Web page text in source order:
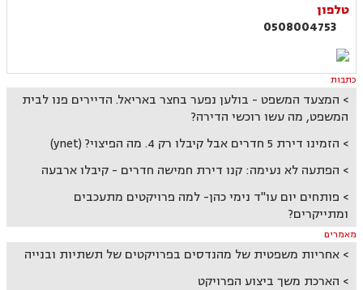
טלפון
0508004753
כתבות
המצעד המשפט - בולען נפער בחצר באריאל. הדיירים פנו לבית
המשפט, מה עשו רוכשי הדירה?
הזמינו דירת 5 חדרים אבל קיבלו רק 4. מה הפיצוי? (ynet)
הפתעה לא נעימה: קנו דירת חמישה חדרים - קיבלו ארבעה
פותחים יום עו"ד נימי כהן- למה פרויקטים מתעכבים
ומתייקרים?
מאמרים
אחריות משפטית של מהנדסים בפרויקטים של תשתיות ובנייה
הארכת משך ביצוע הפרויקט